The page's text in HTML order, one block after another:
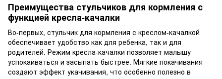
Преимущества стульчиков для кормления с
функцией кресла-качалки
Во-первых, стульчик для кормления с креслом-качалкой
обеспечивает удобство как для ребенка, так и для
родителей. Режим кресла-качалки позволяет малышу
успокаиваться и засыпать быстрее. Мягкие покачивания
создают эффект укачивания, что особенно полезно в